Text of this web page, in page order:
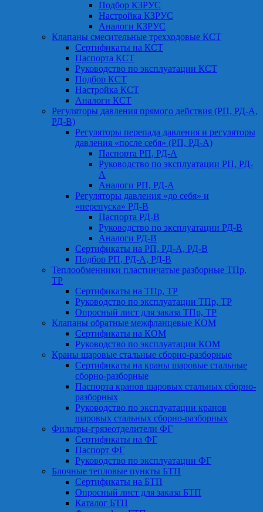
Подбор КЗРУС
Настройка КЗРУС
Аналоги КЗРУС
Клапаны смесительные трехходовые КСТ
Сертификаты на КСТ
Паспорта КСТ
Руководство по эксплуатации КСТ
Подбор КСТ
Настройка КСТ
Аналоги КСТ
Регуляторы давления прямого действия (РП, РД-А,
РД-В)
Регуляторы перепада давления и регуляторы
давления «после себя» (РП, РД-А)
Паспорта РП, РД-А
Руководство по эксплуатации РП, РД-
А
Аналоги РП, РД-А
Регуляторы давления «до себя» и
«перепуска» РД-В
Паспорта РД-В
Руководство по эксплуатации РД-В
Аналоги РД-В
Сертификаты на РП, РД-А, РД-В
Подбор РП, РД-А, РД-В
Теплообменники пластинчатые разборные ТПр,
ТР
Сертификаты на ТПр, ТР
Руководство по эксплуатации ТПр, ТР
Опросный лист для заказа ТПр, ТР
Клапаны обратные межфланцевые КОМ
Сертификаты на КОМ
Руководство по эксплуатации КОМ
Краны шаровые стальные сборно-разборные
Сертификаты на краны шаровые стальные
сборно-разборные
Паспорта кранов шаровых стальных сборно-
разборных
Руководство по эксплуатации кранов
шаровых стальных сборно-разборных
Фильтры-грязеотделители ФГ
Сертификаты на ФГ
Паспорт ФГ
Руководство по эксплуатации ФГ
Блочные тепловые пункты БТП
Сертификаты на БТП
Опросный лист для заказа БТП
Каталог БТП